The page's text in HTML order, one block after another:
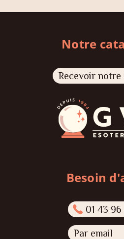
Notre
Recevoir notre
Besoin
01 43
Par email